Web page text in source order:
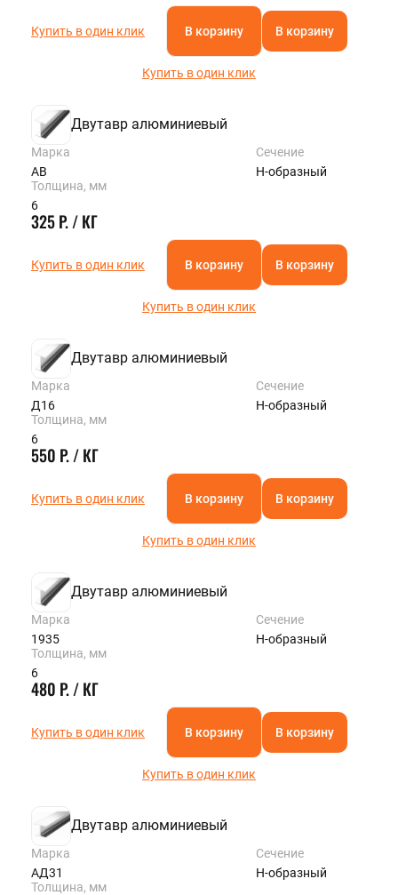
Купить в один клик В корзину В корзину
Купить в один клик
Двутавр алюминиевый
Марка
АВ
Сечение
Н-образный
Толщина, мм
6
325 Р. / КГ
Купить в один клик В корзину В корзину
Купить в один клик
Двутавр алюминиевый
Марка
Д16
Сечение
Н-образный
Толщина, мм
6
550 Р. / КГ
Купить в один клик В корзину В корзину
Купить в один клик
Двутавр алюминиевый
Марка
1935
Сечение
Н-образный
Толщина, мм
6
480 Р. / КГ
Купить в один клик В корзину В корзину
Купить в один клик
Двутавр алюминиевый
Марка
АД31
Сечение
Н-образный
Толщина, мм